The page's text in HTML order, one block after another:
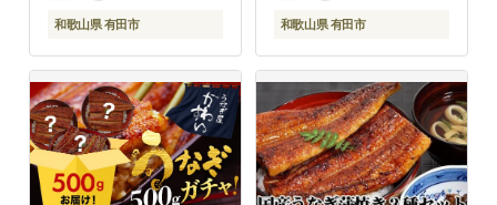
和歌山県 有田市 和歌山県 有田市